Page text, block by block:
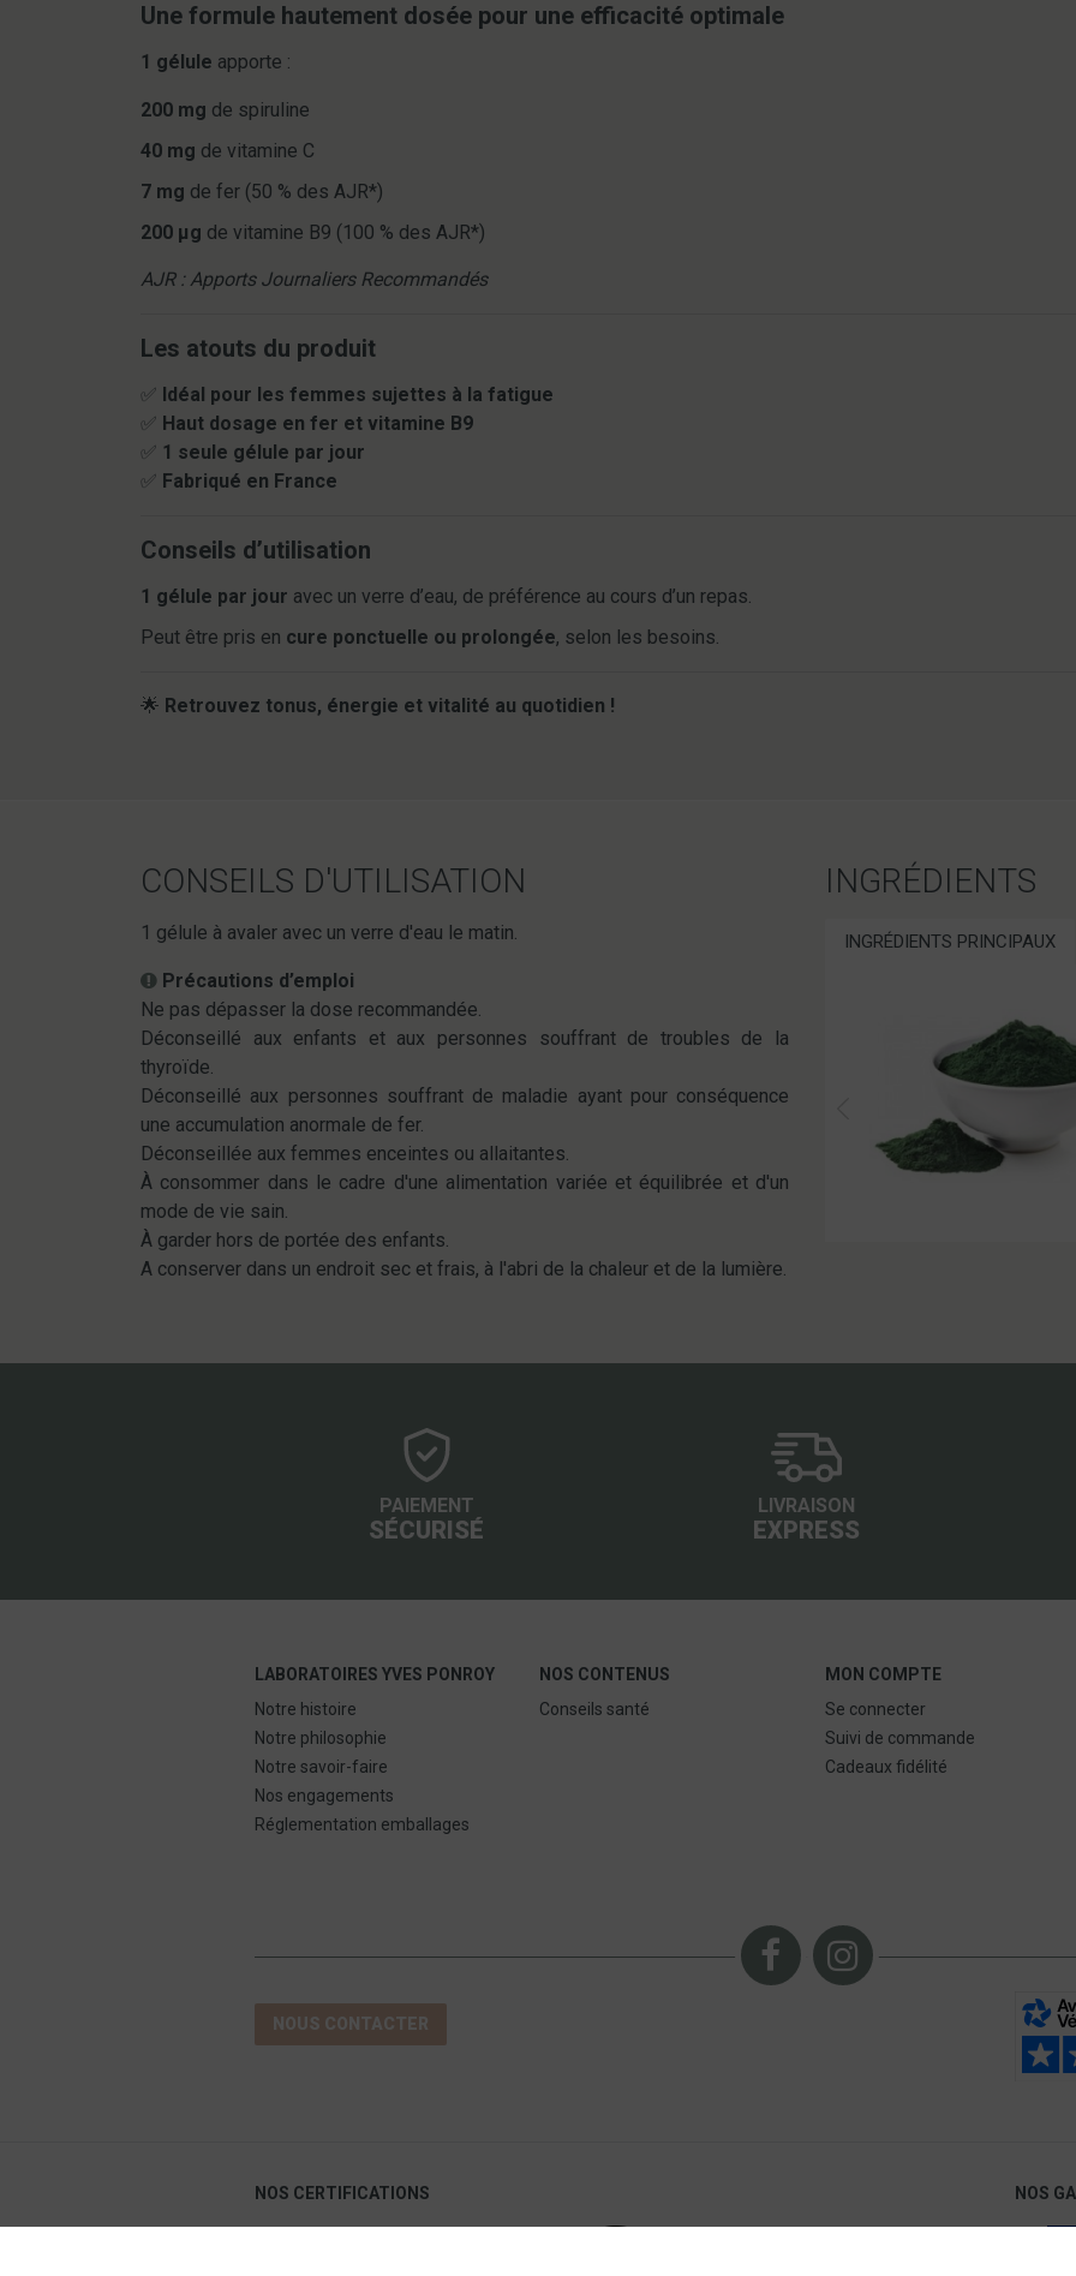
Une formule hautement dosée pour une efficacité optimale
1 gélule apporte :
200 mg de spiruline
40 mg de vitamine C
7 mg de fer (50 % des AJR*)
200 µg de vitamine B9 (100 % des AJR*)
AJR : Apports Journaliers Recommandés
Les atouts du produit
✅ Idéal pour les femmes sujettes à la fatigue
✅ Haut dosage en fer et vitamine B9
✅ 1 seule gélule par jour
✅ Fabriqué en France
Conseils d’utilisation
1 gélule par jour avec un verre d’eau, de préférence au cours d’un repas.
Peut être pris en cure ponctuelle ou prolongée, selon les besoins.
🌟 Retrouvez tonus, énergie et vitalité au quotidien !
CONSEILS D'UTILISATION
1 gélule à avaler avec un verre d'eau le matin.
Précautions d’emploi
Ne pas dépasser la dose recommandée.
Déconseillé aux enfants et aux personnes souffrant de troubles de la
thyroïde.
Déconseillé aux personnes souffrant de maladie ayant pour conséquence
une accumulation anormale de fer.
Déconseillée aux femmes enceintes ou allaitantes.
À consommer dans le cadre d'une alimentation variée et équilibrée et d'un
mode de vie sain.
À garder hors de portée des enfants.
A conserver dans un endroit sec et frais, à l'abri de la chaleur et de la lumière.
INGRÉDIENTS
INGRÉDIENTS PRINCIPAUX
PAIEMENT
SÉCURISÉ
LIVRAISON
EXPRESS
LABORATOIRES YVES PONROY
Notre histoire
Notre philosophie
Notre savoir-faire
Nos engagements
Réglementation emballages
NOS CONTENUS
Conseils santé
MON COMPTE
Se connecter
Suivi de commande
Cadeaux fidélité
NOUS CONTACTER
NOS CERTIFICATIONS NOS